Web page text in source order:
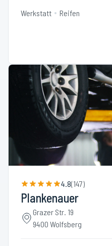
Werkstatt Reifen
4.8(147)
Plankenauer
Grazer Str. 19
9400 Wolfsberg